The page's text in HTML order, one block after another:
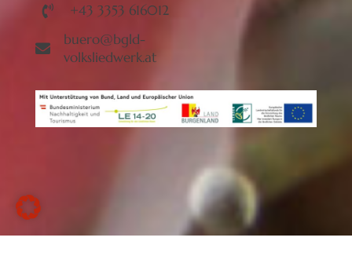
+43 3353 616012
buero@bgld-
volksliedwerk.at